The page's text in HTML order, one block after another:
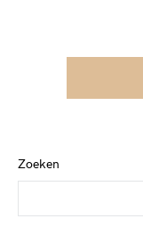
Zoeken